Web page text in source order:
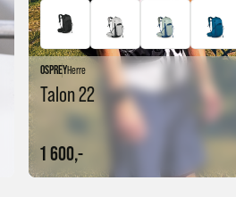
OSPREYHerre
Talon 22
1 600,-